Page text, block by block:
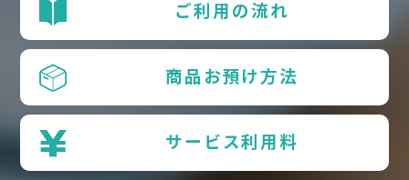
ご利用の流れ
商品お預け方法
サービス利用料